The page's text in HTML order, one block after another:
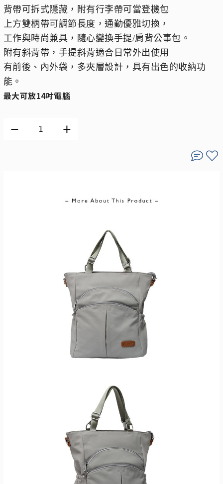
背帶可拆式隱藏，附有行李帶可當登機包
上方雙柄帶可調節長度，通勤優雅切換，
工作與時尚兼具，隨心變換手提/肩背公事包。
附有斜背帶，手提斜背適合日常外出使用
有前後、內外袋，多夾層設計，具有出色的收納功
能。
最大可放14吋電腦